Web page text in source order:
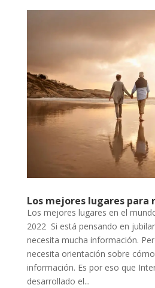
Los mejores lugares para
Los mejores lugares en el
2022 Si está pensando en
necesita mucha información.
necesita orientación sobre
información. Es por eso que
desarrollado el...